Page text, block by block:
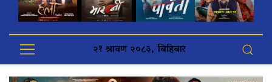
२१ श्रावण २०८३, बिहिबार